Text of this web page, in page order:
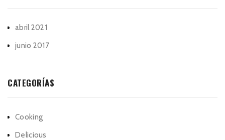
abril 2021
junio 2017
CATEGORÍAS
Cooking
Delicious